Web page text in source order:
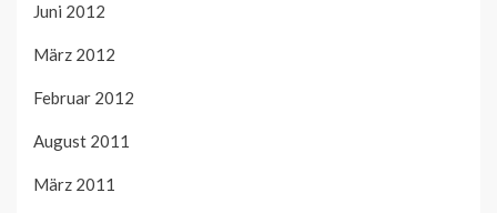
Juni 2012
März 2012
Februar 2012
August 2011
März 2011